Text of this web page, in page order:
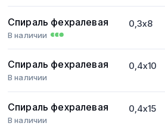
Спираль фехралевая
В наличии
0,3х8
Спираль фехралевая
В наличии
0,4х10
Спираль фехралевая
В наличии
0,4х15